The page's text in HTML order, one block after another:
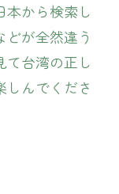
本から検索し
が全然違う
て台湾の正し
んでくださ